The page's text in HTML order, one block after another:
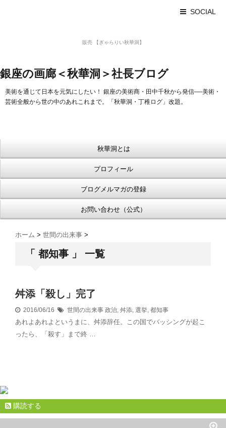
SOCIAL
販売 【ぎゃらりい秋華洞】
銀座の画廊＜秋華洞＞社長ブログ
美術を通じて日本を元気にしたい！ 銀座の美術商・田中千秋から発信—-美術・
芸術全般から世の中のあれこれまで。「秋華洞・丁稚ログ」改題。
秋華洞とは
プロフィール
ブログメルマガの登録
お問い合わせ（公式）
ホーム > 世間の出来事 >
「 都知事 」 一覧
舛添「殺し」完了
2016/06/16 世間の出来事 政治, 舛添, 選挙, 都知事
あれよあれよというまに、舛添辞任。この国でバッシングが起こ
ったら、「殺す」まで終 …
購読する